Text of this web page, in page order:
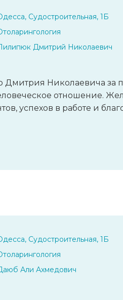
Судостроительная, 1Б
Дмитрий Николаевич
Дмитрия Николаевича за
отношение.
успехов в работе и
Судостроительная, 1Б
Али Ахмедович